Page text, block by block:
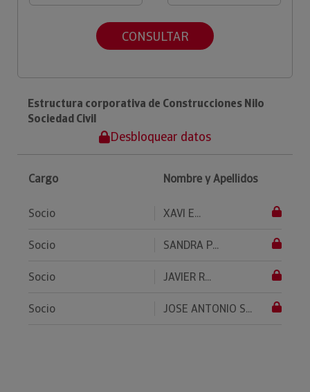
CONSULTAR
Estructura corporativa de Construcciones Nilo
Sociedad Civil
Desbloquear datos
Cargo Nombre y Apellidos
Socio XAVI E...
Socio SANDRA P...
Socio JAVIER R...
Socio JOSE ANTONIO S...